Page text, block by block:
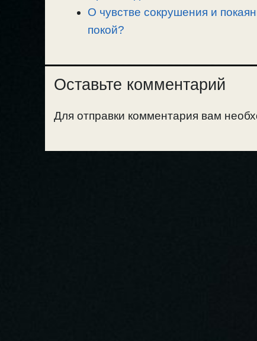
О чувстве сокрушения и
покой?
Оставьте комментарий
Для отправки комментария вам